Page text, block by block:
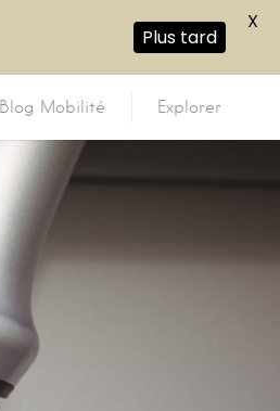
Blog Mobilité Explorer
Plus tard
X